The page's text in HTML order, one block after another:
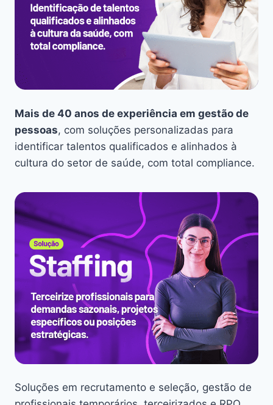
Mais de 40 anos de experiência em gestão de
pessoas, com soluções personalizadas para
identificar talentos qualificados e alinhados à
cultura do setor de saúde, com total compliance.
Soluções em recrutamento e seleção, gestão de